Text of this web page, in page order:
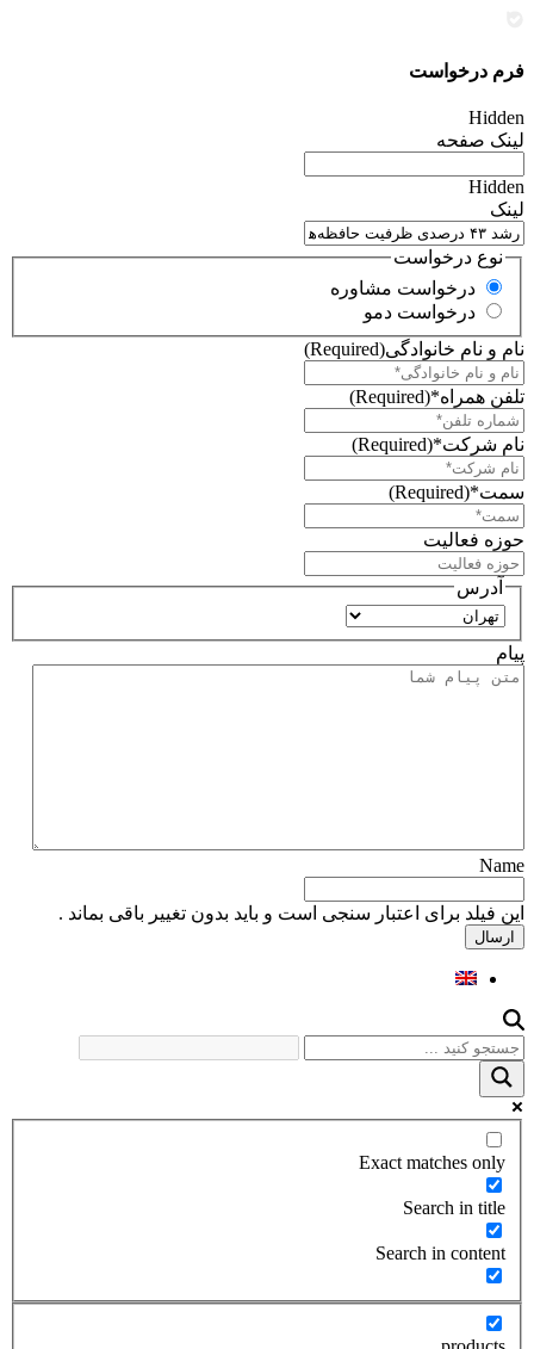
فرم درخواست
Hidden
لینک صفحه
Hidden
لینک
نوع درخواست
درخواست مشاوره
درخواست دمو
نام و نام خانوادگی(Required)
تلفن همراه*(Required)
نام شرکت*(Required)
سمت*(Required)
حوزه فعالیت
آدرس
استان
پیام
Name
این فیلد برای اعتبار سنجی است و باید بدون تغییر باقی بماند .
Exact matches only
Search in title
Search in content